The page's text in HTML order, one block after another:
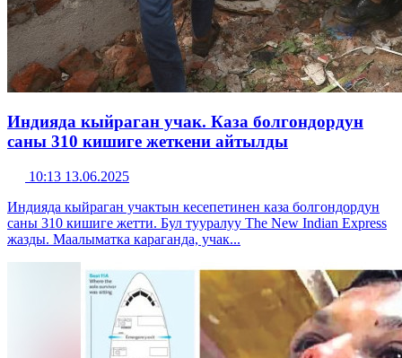
Индияда кыйраган учак. Каза болгондордун
саны 310 кишиге жеткени айтылды
10:13 13.06.2025
Индияда кыйраган учактын кесепетинен каза болгондордун
саны 310 кишиге жетти. Бул тууралуу The New Indian Express
жазды. Маалыматка караганда, учак...